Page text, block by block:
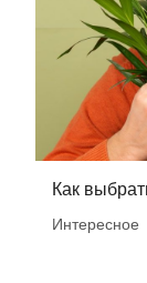
Как
Интересное